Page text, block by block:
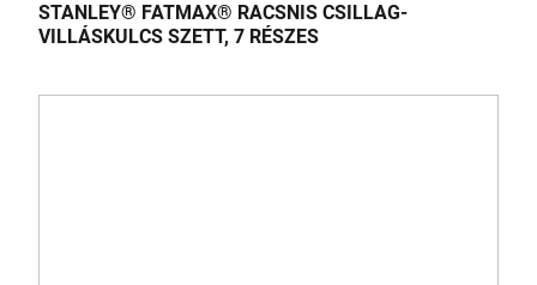
STANLEY® FATMAX® RACSNIS CSILLAG-
VILLÁSKULCS SZETT, 7 RÉSZES